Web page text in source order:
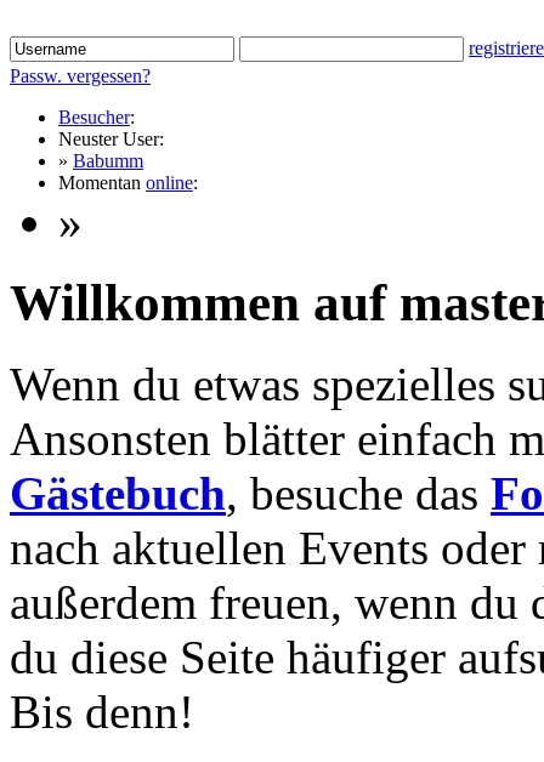
Passw. vergessen?
Besucher:
Neuster User:
» Babumm
Momentan online:
»
Willkommen auf
Wenn du etwas spezielles
Ansonsten blätter einfach
Gästebuch, besuche das
nach aktuellen Events
außerdem freuen, wenn
du diese Seite häufiger
Bis denn!